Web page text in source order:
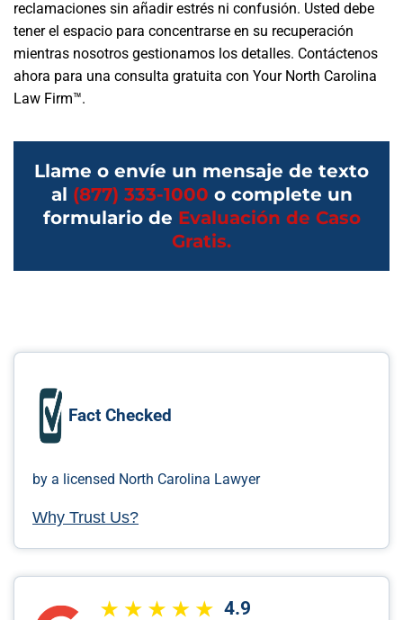
reclamaciones sin añadir estrés ni confusión. Usted debe
tener el espacio para concentrarse en su recuperación
mientras nosotros gestionamos los detalles. Contáctenos
ahora para una consulta gratuita con Your North Carolina
Law Firm™.
Llame o envíe un mensaje de texto
al (877) 333-1000 o complete un
formulario de Evaluación de Caso
Gratis.
Fact Checked
by a licensed North Carolina Lawyer
Why Trust Us?
4.9